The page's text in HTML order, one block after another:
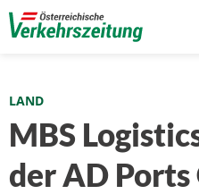
LAND
MBS
der AD Ports